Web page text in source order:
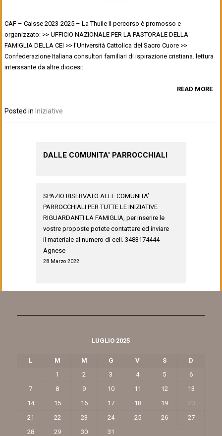
CAF – Calsse 2023-2025 – La Thuile Il percorso è promosso e
organizzato: >> UFFICIO NAZIONALE PER LA PASTORALE DELLA
FAMIGLIA DELLA CEI >> l’Università Cattolica del Sacro Cuore >>
Confederazione Italiana consultori familiari di ispirazione cristiana. lettura
interssante da altre diocesi:
READ MORE
Posted in Iniziative
DALLE COMUNITA' PARROCCHIALI
SPAZIO RISERVATO ALLE COMUNITA’
PARROCCHIALI PER TUTTE LE INIZIATIVE
RIGUARDANTI LA FAMIGLIA, per inserire le
vostre proposte potete contattare ed inviare
il materiale al numero di cell. 3483174444
Agnese
28 Marzo 2022
LUGLIO 2025
L M M G V S
D
1
2 3 4 5
6
7
8 9 10 11 12
13
14
15 16 17 18 19
20
21
22 23 24 25 26
27
28
29 30 31